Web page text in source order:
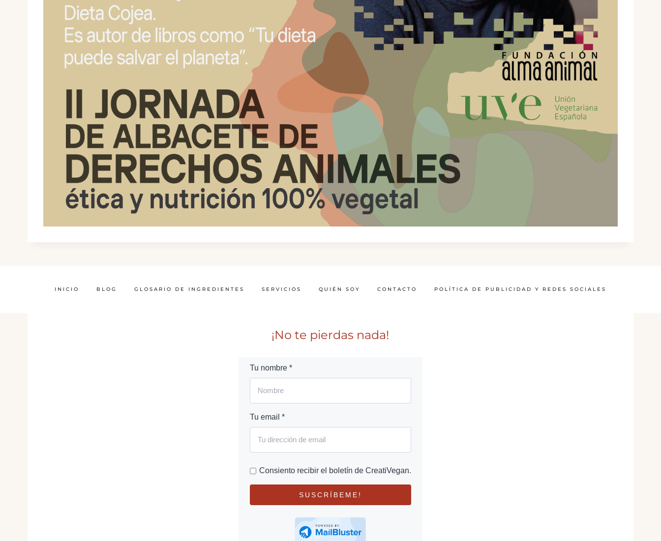
INICIO BLOG GLOSARIO DE INGREDIENTES SERVICIOS QUIÉN SOY CONTACTO POLÍTICA DE PUBLICIDAD Y REDES SOCIALES
¡No te pierdas nada!
Tu nombre *
Tu email *
Consiento recibir el boletín de CreatiVegan.
SUSCRÍBEME!